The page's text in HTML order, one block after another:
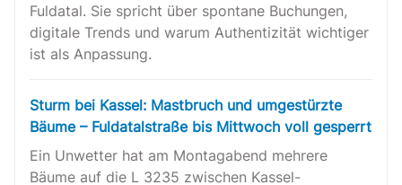
Fuldatal. Sie spricht über spontane Buchungen,
digitale Trends und warum Authentizität wichtiger
ist als Anpassung.
Sturm bei Kassel: Mastbruch und umgestürzte
Bäume – Fuldatalstraße bis Mittwoch voll gesperrt
Ein Unwetter hat am Montagabend mehrere
Bäume auf die L 3235 zwischen Kassel-